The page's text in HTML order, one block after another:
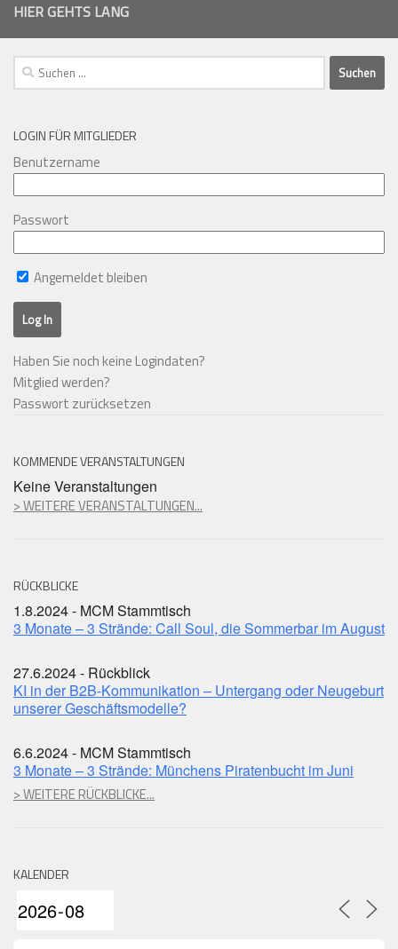
HIER GEHTS LANG
Suchen
nach:
LOGIN FÜR MITGLIEDER
Benutzername
Passwort
Angemeldet bleiben
Haben Sie noch keine Logindaten?
Mitglied werden?
Passwort zurücksetzen
KOMMENDE VERANSTALTUNGEN
Keine Veranstaltungen
> WEITERE VERANSTALTUNGEN...
RÜCKBLICKE
1.8.2024 - MCM Stammtisch
3 Monate – 3 Strände: Call Soul, die Sommerbar im August
27.6.2024 - Rückblick
KI in der B2B-Kommunikation – Untergang oder Neugeburt
unserer Geschäftsmodelle?
6.6.2024 - MCM Stammtisch
3 Monate – 3 Strände: Münchens Piratenbucht im Juni
> WEITERE RÜCKBLICKE...
KALENDER